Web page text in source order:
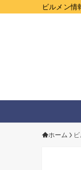
ビルメン情
ホーム